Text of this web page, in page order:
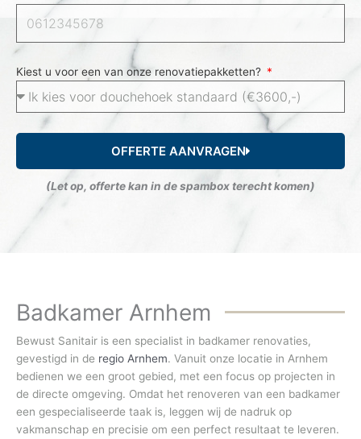
Kiest u voor een van onze renovatiepakketten?
OFFERTE AANVRAGEN
(Let op, offerte kan in de spambox terecht komen)
Badkamer Arnhem
Bewust Sanitair is een specialist in badkamer renovaties,
gevestigd in de regio Arnhem. Vanuit onze locatie in Arnhem
bedienen we een groot gebied, met een focus op projecten in
de directe omgeving. Omdat het renoveren van een badkamer
een gespecialiseerde taak is, leggen wij de nadruk op
vakmanschap en precisie om een perfect resultaat te leveren.